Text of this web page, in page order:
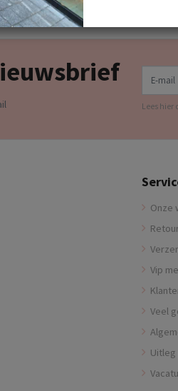
E-mail
Lees hier
Onze
Vip
Veel